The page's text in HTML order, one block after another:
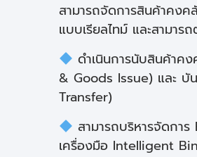
สามารถจัดการสินค้าคง
แบบเรียลไทม์ และสามาร
ดำเนินการนับสินค้าค
& Goods Issue) และ บั
Transfer)
สามารถบริหารจัดกา
เครื่องมือ Intelligent